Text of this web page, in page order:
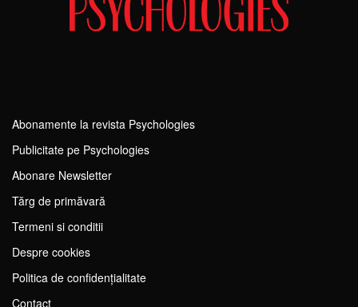
Abonamente la revista Psychologies
Publicitate pe Psychologies
Abonare Newsletter
Tărg de primăvară
Termeni si conditii
Despre cookies
Politica de confidențialitate
Contact